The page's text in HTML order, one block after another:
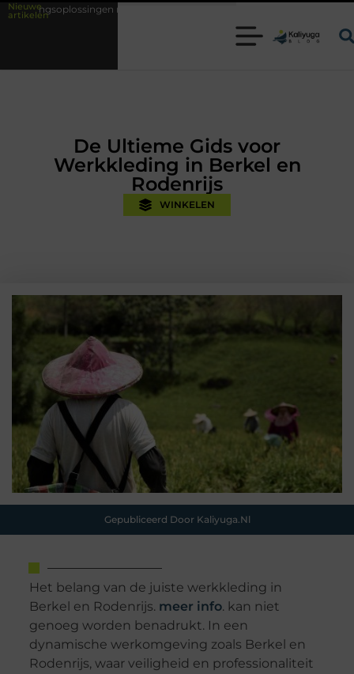
Nieuwe
artikelen
kennis uit de praktijk
De Ultieme Gids voor
Werkkleding in Berkel en
Rodenrijs
WINKELEN
Gepubliceerd Door Kaliyuga.nl
Het belang van de juiste werkkleding in
Berkel en Rodenrijs. meer info. kan niet
genoeg worden benadrukt. In een
dynamische werkomgeving zoals Berkel en
Rodenrijs, waar veiligheid en professionaliteit